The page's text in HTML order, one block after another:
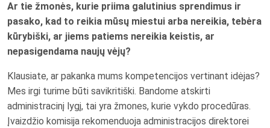
Ar tie žmonės, kurie priima galutinius sprendimus ir
pasako, kad to reikia mūsų miestui arba nereikia, tebėra
kūrybiški, ar jiems patiems nereikia keistis, ar
nepasigendama naujų vėjų?
Klausiate, ar pakanka mums kompetencijos vertinant idėjas?
Mes irgi turime būti savikritiški. Bandome atskirti
administracinį lygį, tai yra žmones, kurie vykdo procedūras.
Įvaizdžio komisija rekomenduoja administracijos direktorei